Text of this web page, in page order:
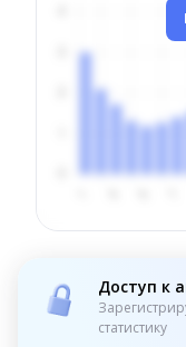
Доступ к
статистику